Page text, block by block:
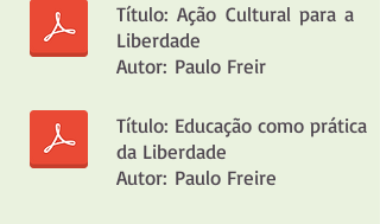
Título: Ação Cultural para a
Liberdade
Autor: Paulo Freir
Título: Educação como prática
da Liberdade
Autor: Paulo Freire